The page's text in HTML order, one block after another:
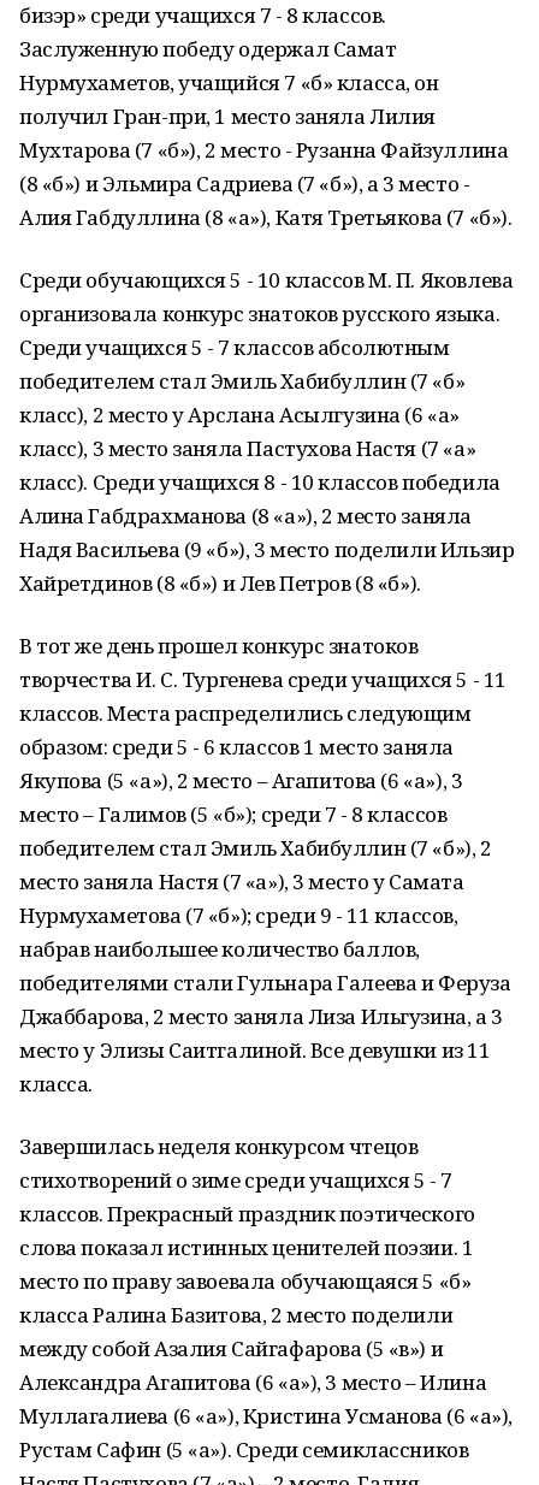
бизэр» среди учащихся 7 - 8 классов.
Заслуженную победу одержал Самат
Нурмухаметов, учащийся 7 «б» класса, он
получил Гран-при, 1 место заняла Лилия
Мухтарова (7 «б»), 2 место - Рузанна Файзуллина
(8 «б») и Эльмира Садриева (7 «б»), а 3 место -
Алия Габдуллина (8 «а»), Катя Третьякова (7 «б»).
Среди обучающихся 5 - 10 классов М. П. Яковлева
организовала конкурс знатоков русского языка.
Среди учащихся 5 - 7 классов абсолютным
победителем стал Эмиль Хабибуллин (7 «б»
класс), 2 место у Арслана Асылгузина (6 «а»
класс), 3 место заняла Пастухова Настя (7 «а»
класс). Среди учащихся 8 - 10 классов победила
Алина Габдрахманова (8 «а»), 2 место заняла
Надя Васильева (9 «б»), 3 место поделили Ильзир
Хайретдинов (8 «б») и Лев Петров (8 «б»).
В тот же день прошел конкурс знатоков
творчества И. С. Тургенева среди учащихся 5 - 11
классов. Места распределились следующим
образом: среди 5 - 6 классов 1 место заняла
Якупова (5 «а»), 2 место – Агапитова (6 «а»), 3
место – Галимов (5 «б»); среди 7 - 8 классов
победителем стал Эмиль Хабибуллин (7 «б»), 2
место заняла Настя (7 «а»), 3 место у Самата
Нурмухаметова (7 «б»); среди 9 - 11 классов,
набрав наибольшее количество баллов,
победителями стали Гульнара Галеева и Феруза
Джаббарова, 2 место заняла Лиза Ильгузина, а 3
место у Элизы Саитгалиной. Все девушки из 11
класса.
Завершилась неделя конкурсом чтецов
стихотворений о зиме среди учащихся 5 - 7
классов. Прекрасный праздник поэтического
слова показал истинных ценителей поэзии. 1
место по праву завоевала обучающаяся 5 «б»
класса Ралина Базитова, 2 место поделили
между собой Азалия Сайгафарова (5 «в») и
Александра Агапитова (6 «а»), 3 место – Илина
Муллагалиева (6 «а»), Кристина Усманова (6 «а»),
Рустам Сафин (5 «а»). Среди семиклассников